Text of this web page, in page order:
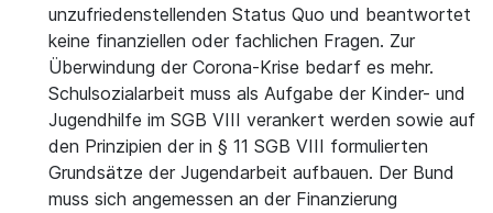
unzufriedenstellenden Status Quo und beantwortet
keine finanziellen oder fachlichen Fragen. Zur
Überwindung der Corona-Krise bedarf es mehr.
Schulsozialarbeit muss als Aufgabe der Kinder- und
Jugendhilfe im SGB VIII verankert werden sowie auf
den Prinzipien der in § 11 SGB VIII formulierten
Grundsätze der Jugendarbeit aufbauen. Der Bund
muss sich angemessen an der Finanzierung